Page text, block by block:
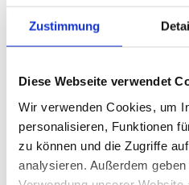
Zustimmung
Diese Webseite verwendet
Wir verwenden Cookies, um
personalisieren, Funktionen
zu können und die Zugriffe
analysieren. Außerdem
außerplanmäßigen Besuches
spezielle Führungen (z. B.
etc.) wenden Sie sich bitte an
Banzkow (Tel. 03861 300 818,